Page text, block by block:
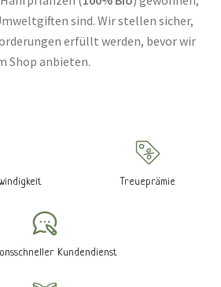
sind. Wir stellen sicher,
erfüllt werden, bevor wir
Shop anbieten.
Treueprämie
Kundendienst